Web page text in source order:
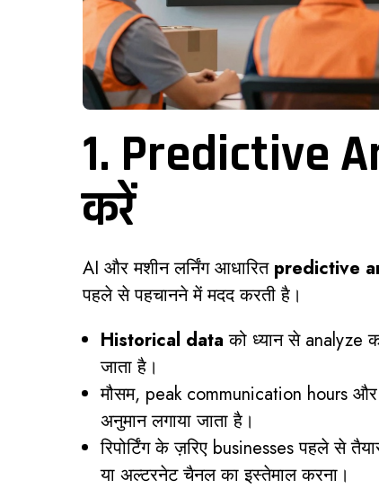
1. Predictive
करें
AI और मशीन लर्निंग आधारित predictive
पहले से पहचानने में मदद करती है।
Historical data को ध्यान से analyze
जाता है।
मौसम, peak communication hours
अनुमान लगाया जाता है।
रिपोर्टिंग के ज़रिए businesses पहले से
या अल्टरनेट चैनल का इस्तेमाल करना।